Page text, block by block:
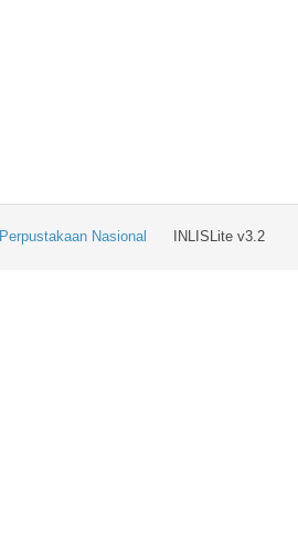
INLISLite v3.2
Perpustakaan Nasional